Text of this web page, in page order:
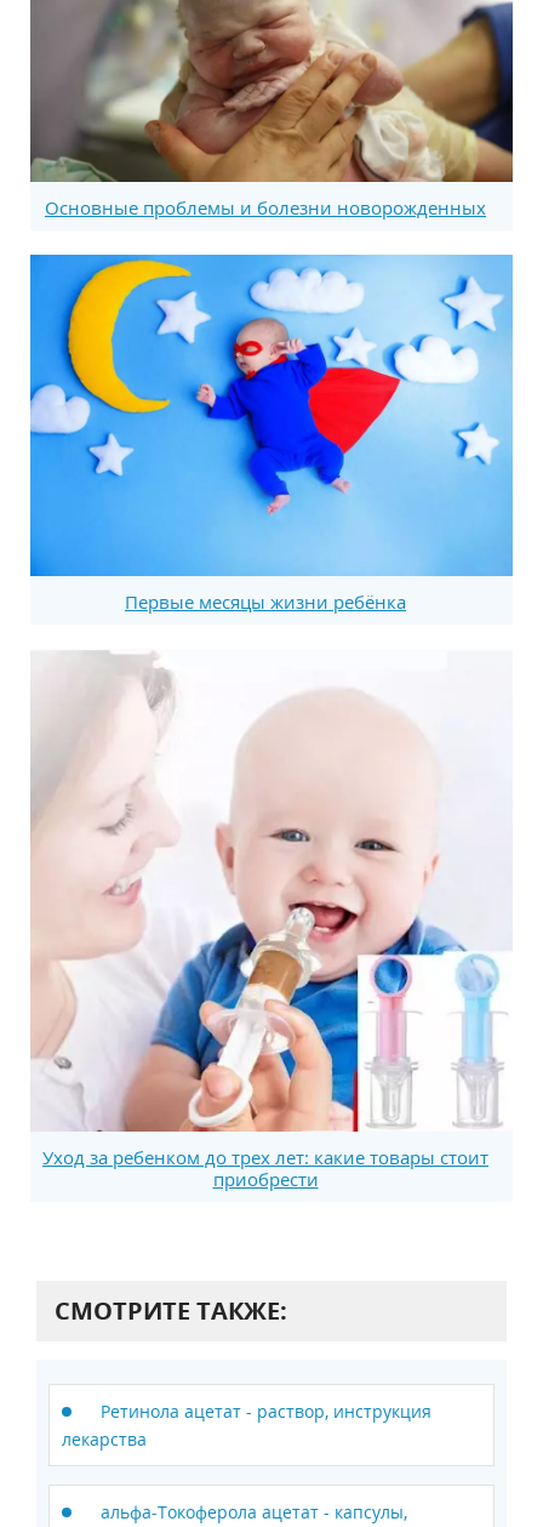
Основные проблемы и болезни новорожденных
Первые месяцы жизни ребёнка
Уход за ребенком до трех лет: какие товары стоит
приобрести
СМОТРИТЕ ТАКЖЕ:
Ретинола ацетат - раствор, инструкция
лекарства
альфа-Токоферола ацетат - капсулы,